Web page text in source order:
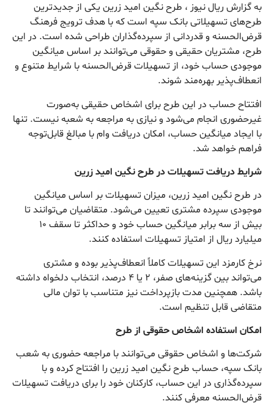
به گزارش ریال نیوز ، طرح نگین امید زرین یکی از جدیدترین
طرح‌های تسهیلاتی بانک سپه است که با هدف ترویج فرهنگ
قرض‌الحسنه و قدردانی از سپرده‌گذاران طراحی شده است. در این
طرح، مشتریان حقیقی و حقوقی می‌توانند بر اساس میانگین
موجودی حساب خود، از تسهیلات قرض‌الحسنه با شرایط متنوع و
انعطاف‌پذیر بهره‌مند شوند.
افتتاح حساب در این طرح برای اشخاص حقیقی به‌صورت
غیرحضوری انجام می‌شود و نیازی به مراجعه به شعبه نیست. تنها
با ایجاد میانگین حساب، امکان دریافت وام با مبالغ قابل‌توجه
فراهم خواهد شد.
شرایط دریافت تسهیلات در طرح نگین امید زرین
در طرح نگین امید زرین، میزان تسهیلات بر اساس میانگین
موجودی سپرده مشتری تعیین می‌شود. متقاضیان می‌توانند تا
بیش از سه برابر میانگین حساب خود و حداکثر تا سقف ۱۰
میلیارد ریال از امتیاز تسهیلات استفاده کنند.
نرخ کارمزد این تسهیلات کاملاً انعطاف‌پذیر بوده و مشتری
می‌تواند بین گزینه‌های صفر، ۲ یا ۴ درصد، انتخاب دلخواه داشته
باشد. همچنین مدت بازپرداخت نیز متناسب با توان مالی
متقاضی قابل تنظیم است.
امکان استفاده اشخاص حقوقی از طرح
شرکت‌ها و اشخاص حقوقی می‌توانند با مراجعه حضوری به شعب
بانک سپه، حساب طرح نگین امید زرین را افتتاح کرده و با
سپرده‌گذاری در این حساب، کارکنان خود را برای دریافت تسهیلات
قرض‌الحسنه معرفی کنند.